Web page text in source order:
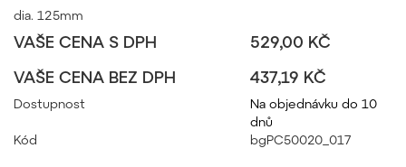
dia. 125mm
VAŠE CENA S DPH
529,00 KČ
VAŠE CENA BEZ DPH
437,19 KČ
Dostupnost
Na objednávku do 10
dnů
Kód
bgPC50020_017